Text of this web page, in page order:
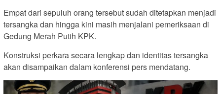
Empat dari sepuluh orang tersebut sudah ditetapkan menjadi
tersangka dan hingga kini masih menjalani pemeriksaan di
Gedung Merah Putih KPK.
Konstruksi perkara secara lengkap dan identitas tersangka
akan disampaikan dalam konferensi pers mendatang.